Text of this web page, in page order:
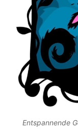
Entspannende